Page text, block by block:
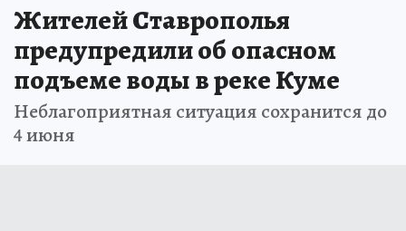
Жителей Ставрополья
предупредили об опасном
подъеме воды в реке Куме
Неблагоприятная ситуация сохранится до
4 июня